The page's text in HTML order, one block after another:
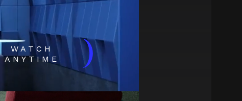
WATCH
ANYTIME
)